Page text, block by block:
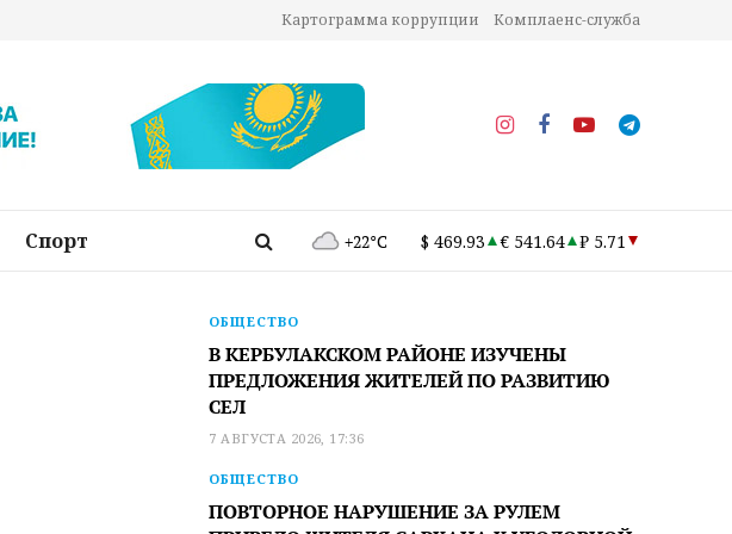
Картограмма коррупции Комплаенс-служба
Спорт +22°C $ 469.93 € 541.64 ₽ 5.71
ОБЩЕСТВО
В КЕРБУЛАКСКОМ РАЙОНЕ ИЗУЧЕНЫ
ПРЕДЛОЖЕНИЯ ЖИТЕЛЕЙ ПО РАЗВИТИЮ
СЕЛ
7 АВГУСТА 2026, 17:36
ОБЩЕСТВО
ПОВТОРНОЕ НАРУШЕНИЕ ЗА РУЛЕМ